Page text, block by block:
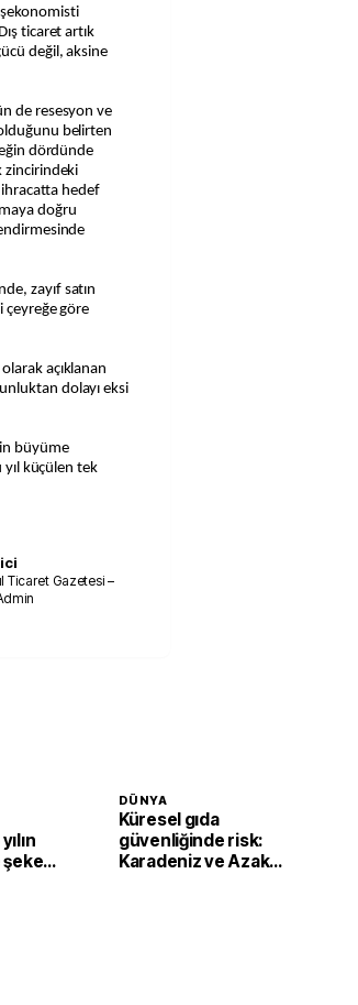
ticaret artık
değil, aksine
de resesyon ve
belirten
dördünde
zincirindeki
ihracatta hedef
doğru
zayıf satın
çeyreğe göre
açıklanan
dolayı eksi
büyüme
küçülen tek
Ticaret Gazetesi –
şeker
DÜNYA
Küresel gıda
güvenliğinde risk:
Karadeniz ve Azak